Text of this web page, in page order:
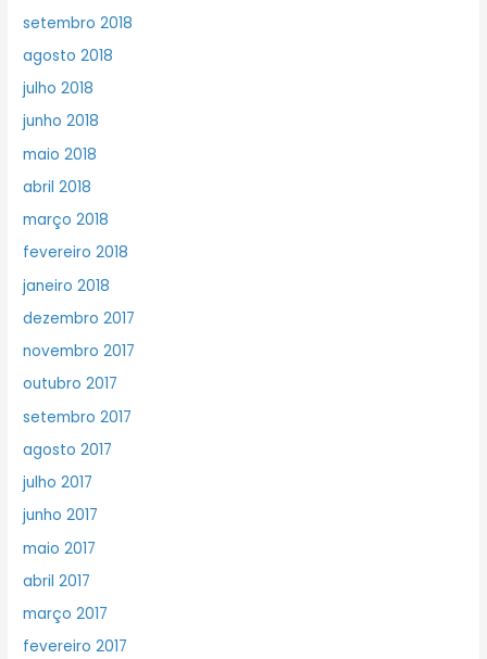
setembro 2018
agosto 2018
julho 2018
junho 2018
maio 2018
abril 2018
março 2018
fevereiro 2018
janeiro 2018
dezembro 2017
novembro 2017
outubro 2017
setembro 2017
agosto 2017
julho 2017
junho 2017
maio 2017
abril 2017
março 2017
fevereiro 2017